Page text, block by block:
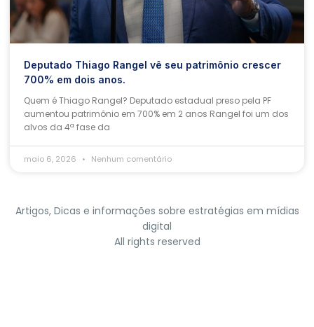
Deputado Thiago Rangel vê seu patrimônio crescer
700% em dois anos.
Quem é Thiago Rangel? Deputado estadual preso pela PF
aumentou patrimônio em 700% em 2 anos Rangel foi um dos
alvos da 4ª fase da
maio 6, 2026 Nenhum comentário
Artigos, Dicas e informações sobre estratégias em mídias
digital
All rights reserved